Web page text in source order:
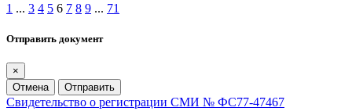
1 ... 3 4 5 6 7 8 9 ... 71
Отправить документ
×
Отмена
Отправить
Свидетельство о регистрации СМИ № ФС77-47467